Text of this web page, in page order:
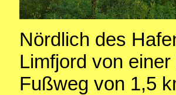
Nördlich des
Limfjord von
Fußweg von 1,5